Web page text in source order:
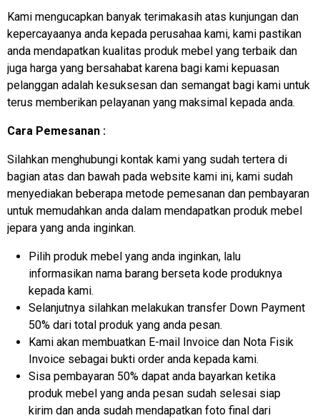
Kami mengucapkan banyak terimakasih atas kunjungan dan
kepercayaanya anda kepada perusahaa kami, kami pastikan
anda mendapatkan kualitas produk mebel yang terbaik dan
juga harga yang bersahabat karena bagi kami kepuasan
pelanggan adalah kesuksesan dan semangat bagi kami untuk
terus memberikan pelayanan yang maksimal kepada anda.
Cara Pemesanan :
Silahkan menghubungi kontak kami yang sudah tertera di
bagian atas dan bawah pada website kami ini, kami sudah
menyediakan beberapa metode pemesanan dan pembayaran
untuk memudahkan anda dalam mendapatkan produk mebel
jepara yang anda inginkan.
Pilih produk mebel yang anda inginkan, lalu
informasikan nama barang berseta kode produknya
kepada kami.
Selanjutnya silahkan melakukan transfer Down Payment
50% dari total produk yang anda pesan.
Kami akan membuatkan E-mail Invoice dan Nota Fisik
Invoice sebagai bukti order anda kepada kami.
Sisa pembayaran 50% dapat anda bayarkan ketika
produk mebel yang anda pesan sudah selesai siap
kirim dan anda sudah mendapatkan foto final dari